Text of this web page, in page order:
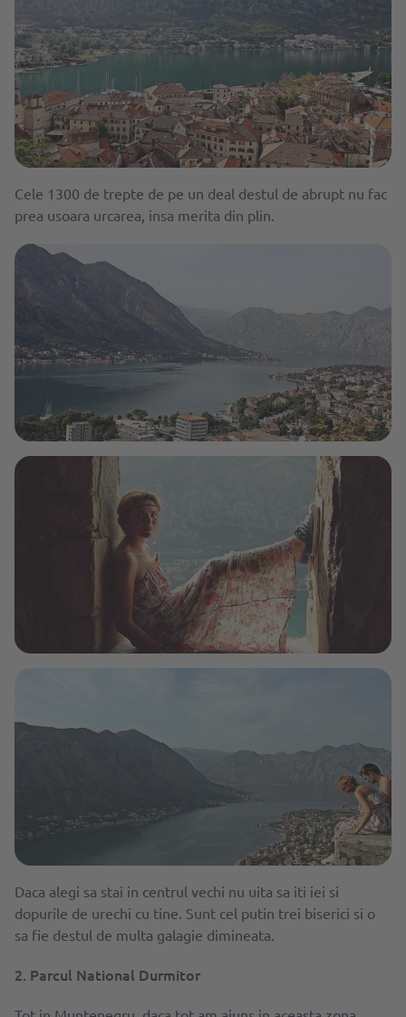
Cele 1300 de trepte de pe un deal destul de abrupt nu fac
prea usoara urcarea, insa merita din plin.
Daca alegi sa stai in centrul vechi nu uita sa iti iei si
dopurile de urechi cu tine. Sunt cel putin trei biserici si o
sa fie destul de multa galagie dimineata.
2. Parcul National Durmitor